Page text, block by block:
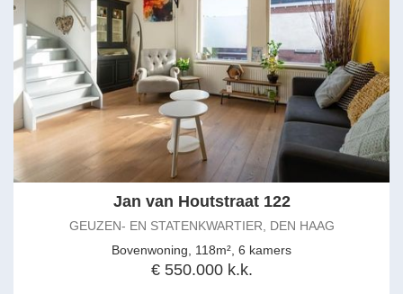
Jan van Houtstraat 122
GEUZEN- EN STATENKWARTIER, DEN HAAG
Bovenwoning, 118m², 6 kamers
€ 550.000 k.k.